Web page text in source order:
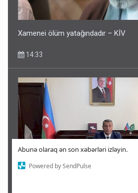
Abunə olaraq ən son xəbərləri izləyin.
Powered by SendPulse
Xamenei ölüm yatağındadır – KİV
14:33